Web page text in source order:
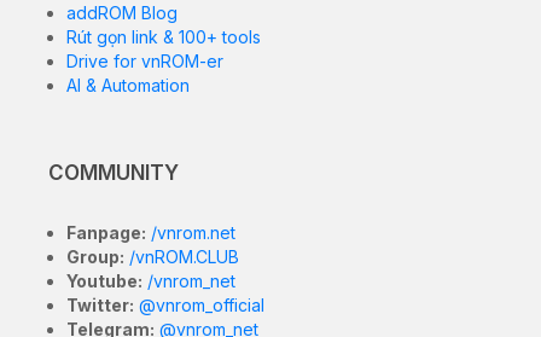
addROM Blog
Rút gọn link & 100+ tools
Drive for vnROM-er
AI & Automation
COMMUNITY
Fanpage: /vnrom.net
Group: /vnROM.CLUB
Youtube: /vnrom_net
Twitter: @vnrom_official
Telegram: @vnrom_net